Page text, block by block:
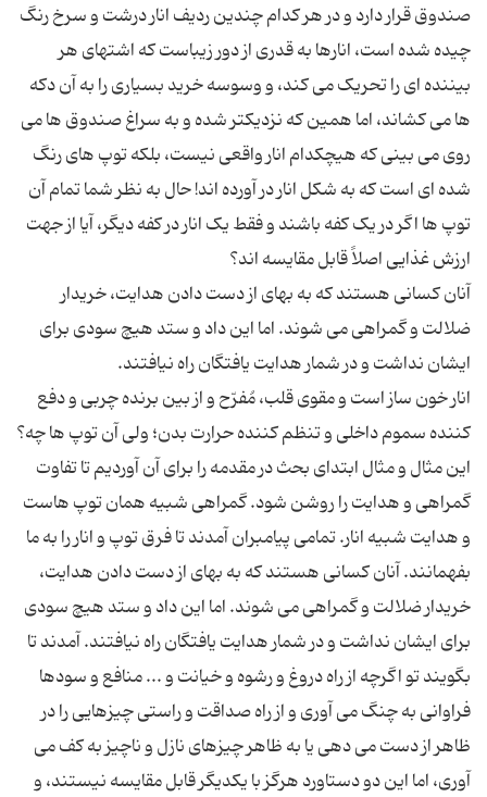
صندوق قرار دارد و در هر کدام چندین ردیف انار درشت و سرخ رنگ
چیده شده است، انارها به قدری از دور زیباست که اشتهای هر
بیننده ای را تحریک می کند، و وسوسه خرید بسیاری را به آن دکه
ها می کشاند، اما همین که نزدیکتر شده و به سراغ صندوق ها می
روی می بینی که هیچکدام انار واقعی نیست، بلکه توپ های رنگ
شده ای است که به شکل انار در آورده اند! حال به نظر شما تمام آن
توپ ها اگر در یک کفه باشند و فقط یک انار در کفه دیگر، آیا از جهت
آنان کسانی هستند که به بهای از دست دادن هدایت، خریدار
ضلالت و گمراهی می شوند. اما این داد و ستد هیچ سودی برای
انار خون ساز است و مقوی قلب، مُفرّح و از بین برنده چربی و دفع
کننده سموم داخلی و تنظم کننده حرارت بدن؛ ولی آن توپ ها چه؟
این مثال و مثال ابتدای بحث در مقدمه را برای آن آوردیم تا تفاوت
گمراهی و هدایت را روشن شود. گمراهی شبیه همان توپ هاست
و هدایت شبیه انار. تمامی پیامبران آمدند تا فرق توپ و انار را به ما
بفهمانند. آنان کسانی هستند که به بهای از دست دادن هدایت،
خریدار ضلالت و گمراهی می شوند. اما این داد و ستد هیچ سودی
برای ایشان نداشت و در شمار هدایت یافتگان راه نیافتند. آمدند تا
بگویند تو اگرچه از راه دروغ و رشوه و خیانت و ... منافع و سودها
فراوانی به چنگ می آوری و از راه صداقت و راستی چیزهایی را در
ظاهر از دست می دهی یا به ظاهر چیزهای نازل و ناچیز به کف می
آوری، اما این دو دستاورد هرگز با یکدیگر قابل مقایسه نیستند، و